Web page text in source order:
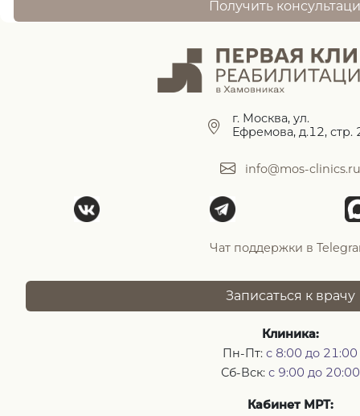
Получить
г. Москва, ул.
Ефремова, д.12, стр.
info@mos-clinics.ru
Чат поддержки в
Записаться к врачу
Клиника:
Пн-Пт: с 8:00 до 21:00
Сб-Вск: с 9:00 до 20:00
Кабинет МРТ: